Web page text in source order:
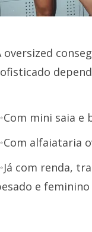
oversized
mini saia
alfaiataria
com renda,
e